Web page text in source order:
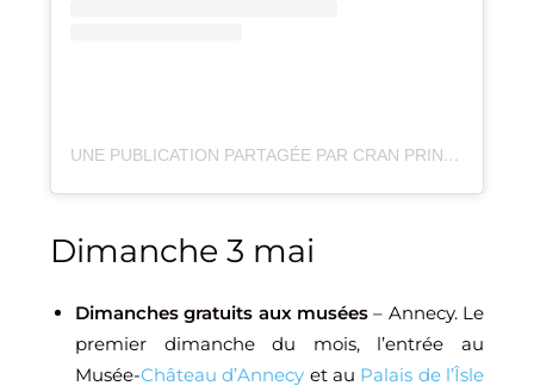
UNE PUBLICATION PARTAGÉE PAR CRAN PRINGY ANNECY BASKET (@CRANPRINGYBASKET)
Dimanche 3 mai
Dimanches gratuits aux musées – Annecy. Le
premier dimanche du mois, l’entrée au
Musée-Château d’Annecy et au Palais de l’Îsle